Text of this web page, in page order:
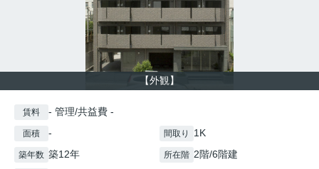
【外観】
賃料 - 管理/共益費 -
面積 - 間取り 1K
築年数 築12年 所在階 2階/6階建